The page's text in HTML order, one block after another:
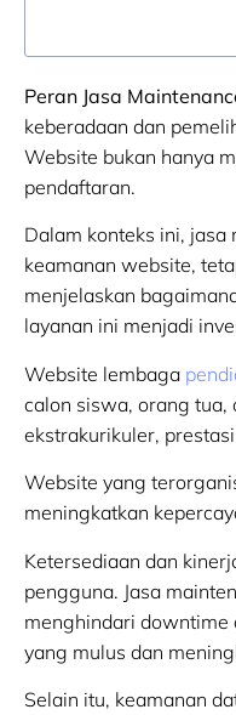
Peran Jasa
keberadaan dan
Website bukan hanya
pendaftaran.
Dalam konteks ini,
keamanan website,
menjelaskan
layanan ini menjadi
Website lembaga
calon siswa, orang tua,
ekstrakurikuler,
Website yang
meningkatkan
Ketersediaan dan
pengguna. Jasa
menghindari downtime
yang mulus dan
Selain itu, keamanan